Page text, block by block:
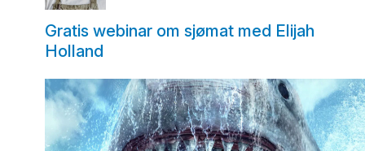
Gratis webinar om sjømat med Elijah
Holland